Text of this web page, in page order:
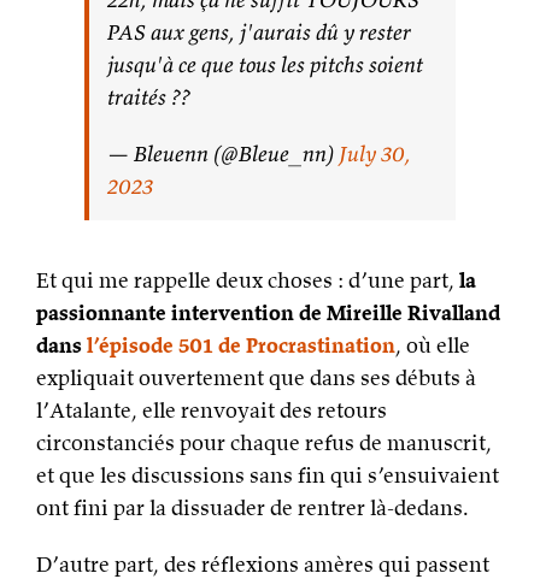
PAS aux gens, j'aurais dû y rester
jusqu'à ce que tous les pitchs soient
traités ??
— Bleuenn (@Bleue_nn) July 30,
2023
Et qui me rappelle deux choses : d’une part, la
passionnante intervention de Mireille Rivalland
dansl’épisode 501 de Procrastination, où elle
expliquait ouvertement que dans ses débuts à
l’Atalante, elle renvoyait des retours
circonstanciés pour chaque refus de manuscrit,
et que les discussions sans fin qui s’ensuivaient
ont fini par la dissuader de rentrer là-dedans.
D’autre part, des réflexions amères qui passent